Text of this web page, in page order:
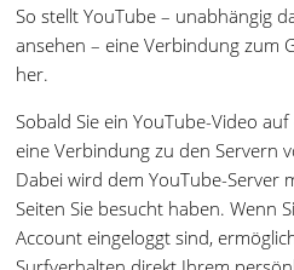
So stellt YouTube – unabhängig
ansehen – eine Verbindung zum
her.
Sobald Sie ein YouTube-Video
eine Verbindung zu den Servern
Dabei wird dem YouTube-Server
Seiten Sie besucht haben. Wenn
Account eingeloggt sind,